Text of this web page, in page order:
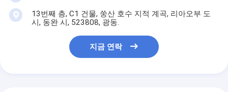
13번째 층, C1 건물, 쑹산 호수 지적 계곡, 리아오부 도
시, 동완 시, 523808, 광동.
지금 연락